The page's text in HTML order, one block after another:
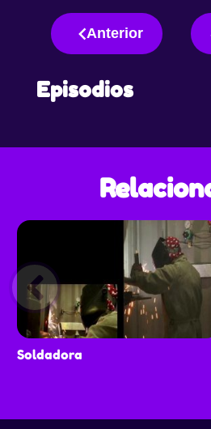
Anterior
Episodios
Soldadora